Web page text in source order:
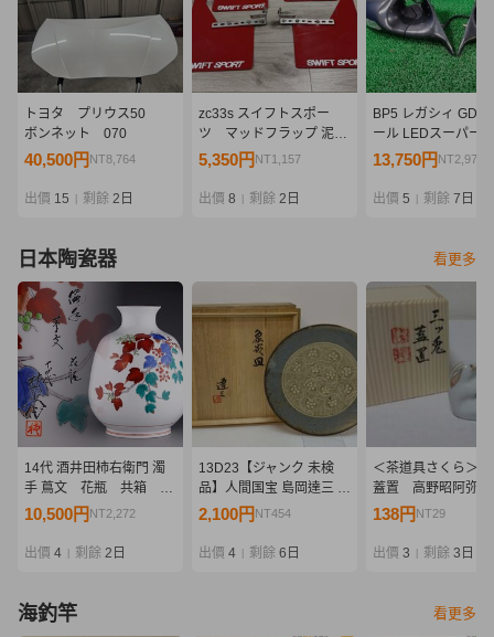
トヨタ プリウス50
ボンネット 070
40,500円 NT8,764
出價 15 剩餘 2日
zc33s スイフトスポー
ツ マッドフラップ 泥除
け
5,350円 NT1,157
出價 8 剩餘 2日
BP5 レガシィ GD
ール LEDスーパー
ステッカー・取説
13,750円 NT2,975
出價 5 剩餘 7日
日本陶瓷器 看更多
14代 酒井田柿右衛門 濁
手 蔦文 花瓶 共箱 共
布
10,500円 NT2,272
出價 4 剩餘 2日
13D23【ジャンク 未検
品】人間国宝 島岡達三 象
嵌皿 共箱 栞 益子焼
2,100円 NT454
出價 4 剩餘 6日
＜茶道具さくら＞
蓋置 高野昭阿弥
料：全国一律９７
円」
138円 NT29
出價 3 剩餘 3日
海釣竿 看更多